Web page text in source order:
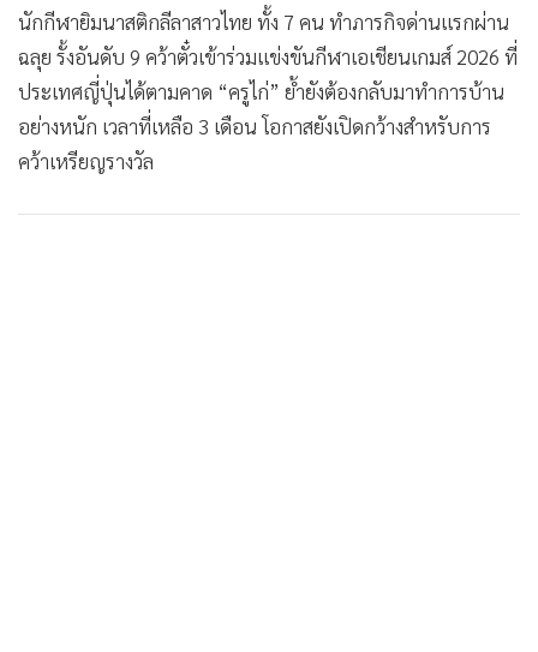
• Motoring
• เกม
• วิทยาศาสตร์
• SMEs
• หุ้น
• อินโดจีน
นักกีฬายิมนาสติกลีลาสาวไทย ทั้ง 7 คน ทำภารกิจด่านแรกผ่าน
ฉลุย รั้งอันดับ 9 คว้าตั๋วเข้าร่วมแข่งขันกีฬาเอเชียนเกมส์ 2026 ที่
ประเทศญี่ปุ่นได้ตามคาด “ครูไก่” ย้ำยังต้องกลับมาทำการบ้าน
อย่างหนัก เวลาที่เหลือ 3 เดือน โอกาสยังเปิดกว้างสำหรับการ
คว้าเหรียญรางวัล